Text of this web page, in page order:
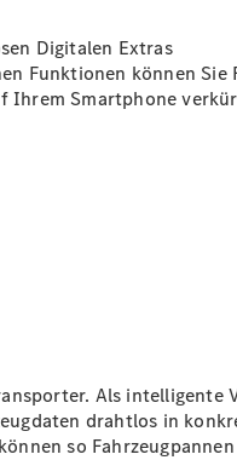
Digitalen Extras
Funktionen können Sie
Ihrem Smartphone
Als intelligente
drahtlos in
so